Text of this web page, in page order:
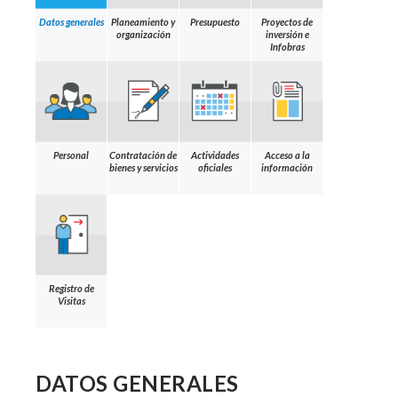
Datos generales
Planeamiento y
organización
Presupuesto
Proyectos de
inversión e
Infobras
Personal
Contratación de
bienes y servicios
Actividades
oficiales
Acceso a la
información
Registro de
Visitas
DATOS GENERALES